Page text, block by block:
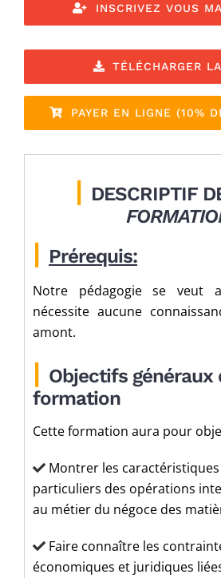
INSCRIVEZ VOUS
TÉLÉCHARGER
PAYER EN LIGNE (10%
| DESCRIPTIF
| Prérequis:
Notre pédagogie se veut
nécessite aucune
amont.
| Objectifs généraux
formation
Cetteformation aura pour
Montrer les
particuliers des opérations
au métier du négoce des
Faire connaître les
économiques et juridiques